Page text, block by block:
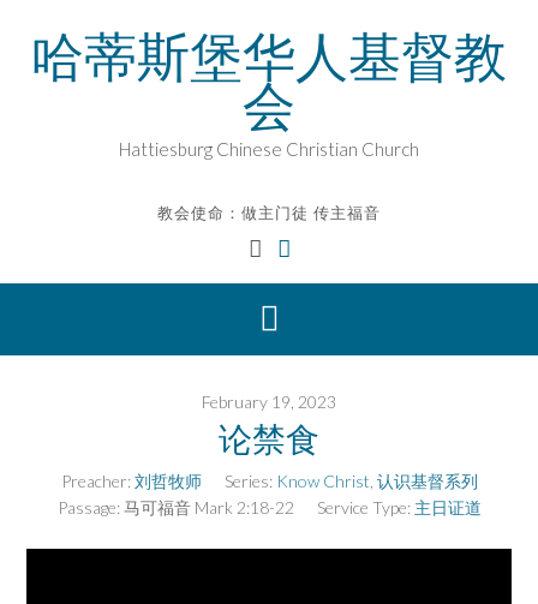
content哈蒂斯堡华人基督教
会
Hattiesburg Chinese Christian Church
教会使命：做主门徒 传主福音
February 19, 2023
论禁食
Preacher: 刘哲牧师 Series: Know Christ 认识基督系列
Passage: 马可福音 Mark 2:18-22 Service Type: 主日证道